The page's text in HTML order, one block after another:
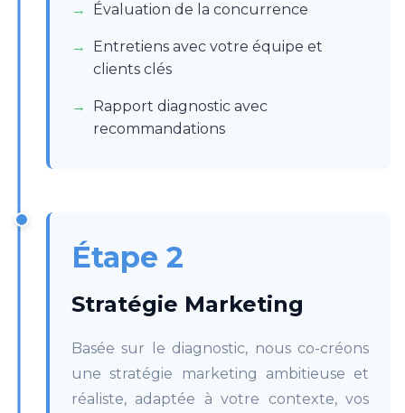
Évaluation de la concurrence
Entretiens avec votre équipe et
clients clés
Rapport diagnostic avec
recommandations
Étape 2
Stratégie Marketing
Basée sur le diagnostic, nous co-créons
une stratégie marketing ambitieuse et
réaliste, adaptée à votre contexte, vos